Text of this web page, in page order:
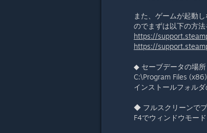
また、ゲームが起動
のでまずは以下の方法
https://
https://
◆ セーブデータの場所
C:\Program Files
インストールフォル
◆ フルスクリーンで
F4でウィンドウモー